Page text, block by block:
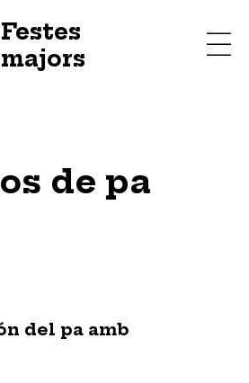
Festes
majors
de pa
del pa amb